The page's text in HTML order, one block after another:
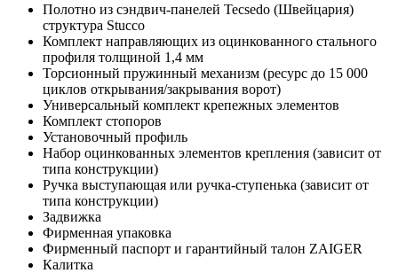
Полотно из сэндвич-панелей Tecsedo (Швейцария)
структура Stucco
Комплект направляющих из оцинкованного стального
профиля толщиной 1,4 мм
Торсионный пружинный механизм (ресурс до 15 000
циклов открывания/закрывания ворот)
Универсальный комплект крепежных элементов
Комплект стопоров
Установочный профиль
Набор оцинкованных элементов крепления (зависит от
типа конструкции)
Ручка выступающая или ручка-ступенька (зависит от
типа конструкции)
Задвижка
Фирменная упаковка
Фирменный паспорт и гарантийный талон ZAIGER
Калитка